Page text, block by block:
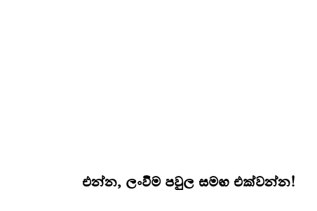
එන්න, ලංවිම පවුල සමඟ එක්වන්න!